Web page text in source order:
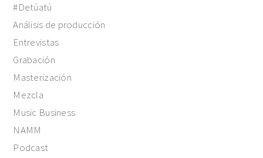
#Detúatú
Análisis de producción
Entrevistas
Grabación
Masterización
Mezcla
Music Business
NAMM
Podcast